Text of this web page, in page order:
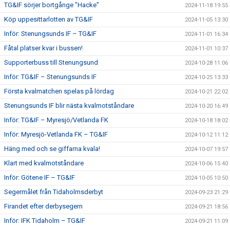
TG&IF sörjer bortgånge ”Hacke” 2024-11-18 19:55
Köp uppesittarlotten av TG&IF 2024-11-05 13:30
Inför: Stenungsunds IF – TG&IF 2024-11-01 16:34
Fåtal platser kvar i bussen! 2024-11-01 10:37
Supporterbuss till Stenungsund 2024-10-28 11:06
Inför: TG&IF – Stenungsunds IF 2024-10-25 13:33
Första kvalmatchen spelas på lördag 2024-10-21 22:02
Stenungsunds IF blir nästa kvalmotståndare 2024-10-20 16:49
Inför: TG&IF – Myresjö/Vetlanda FK 2024-10-18 18:02
Inför: Myresjö-Vetlanda FK – TG&IF 2024-10-12 11:12
Häng med och se giffarna kvala! 2024-10-07 19:57
Klart med kvalmotståndare 2024-10-06 15:40
Inför: Götene IF – TG&IF 2024-10-05 10:50
Segermålet från Tidaholmsderbyt 2024-09-23 21:29
Firandet efter derbysegern 2024-09-21 18:56
Inför: IFK Tidaholm – TG&IF 2024-09-21 11:09